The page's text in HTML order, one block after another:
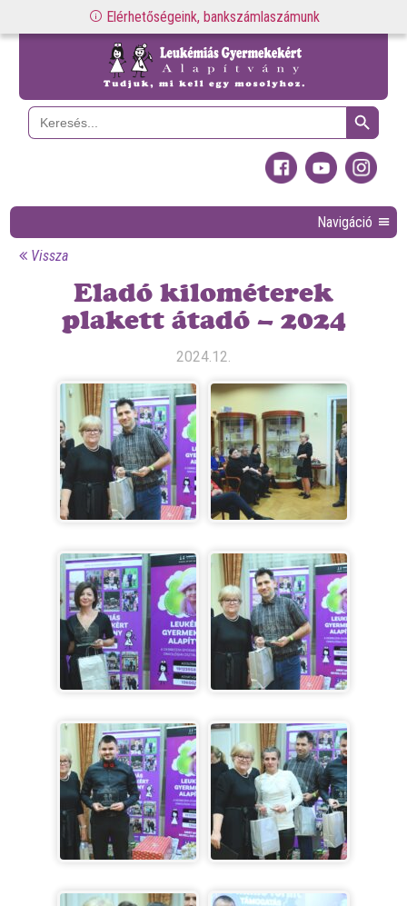
Elérhetőségeink, bankszámlaszámunk
Search
for:
Search Button
Navigáció
Vissza
Eladó kilométerek
plakett átadó – 2024
2024.12.